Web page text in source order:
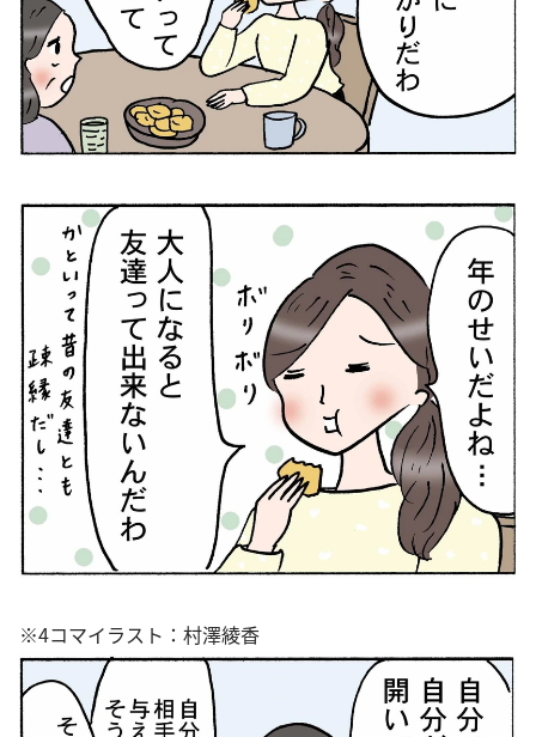
※4コマイラスト：村澤綾香